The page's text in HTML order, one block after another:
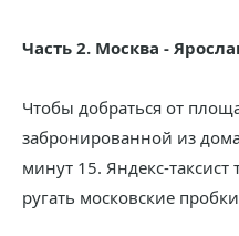
Часть 2. Москва -
Чтобы добраться от
забронированной из
минут 15. Яндекс-
ругать московские